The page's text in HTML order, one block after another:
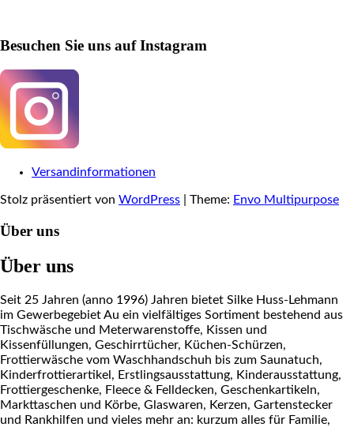
Besuchen Sie uns auf Instagram
Versandinformationen
Stolz präsentiert von WordPress Theme: Envo Multipurpose
Über uns
Über uns
Seit 25 Jahren (anno 1996) Jahren bietet Silke Huss-Lehmann
im Gewerbegebiet Au ein vielfältiges Sortiment bestehend aus
Tischwäsche und Meterwarenstoffe, Kissen und
Kissenfüllungen, Geschirrtücher, Küchen-Schürzen,
Frottierwäsche vom Waschhandschuh bis zum Saunatuch,
Kinderfrottierartikel, Erstlingsausstattung, Kinderausstattung,
Frottiergeschenke, Fleece & Felldecken, Geschenkartikeln,
Markttaschen und Körbe, Glaswaren, Kerzen, Gartenstecker
und Rankhilfen und vieles mehr an: kurzum alles für Familie,